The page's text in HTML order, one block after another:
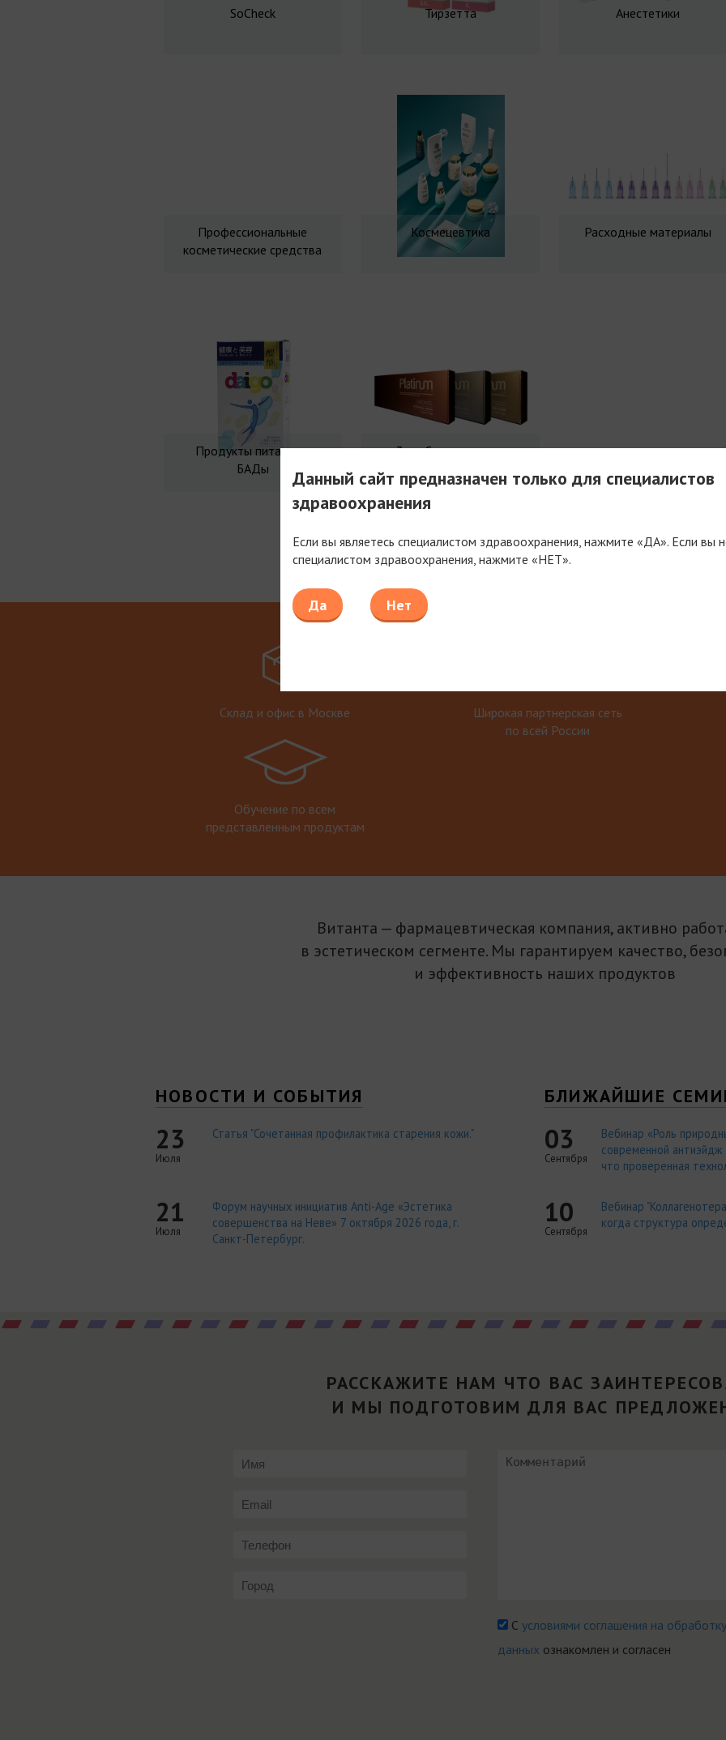
SoCheck Тирзетта Анестетики
Профессиональные
косметические средства
Космецевтика Расходные материалы
Продукты питания и
БАДы
3 мл Совершенства
Мы работаем только с компаниями, имеющими
Склад и офис в Москве
Широкая партнерская сеть
по всей России
Обучение по всем
представленным продуктам
Витанта — фармацевтическая компания, активно
в эстетическом сегменте. Мы гарантируем качество,
и эффективность наших продуктов
НОВОСТИ И СОБЫТИЯ
23
Июля
Статья "Сочетанная профилактика старения кожи."
21
Июля
Форум научных инициатив Anti-Age «Эстетика
совершенства на Неве» 7 октября 2026 года, г.
Санкт-Петербург.
БЛИЖАЙШИЕ
03
Сентября
Вебинар «Роль
современной
что проверенная
10
Сентября
Вебинар
когда структура
РАССКАЖИТЕ НАМ ЧТО ВАС
И МЫ ПОДГОТОВИМ ДЛЯ ВАС
Сусловиями соглашения на
данных ознакомлен и согласен
Данный сайт предназначен только для специалистов
здравоохранения
Если вы являетесь специалистом здравоохранения, нажмите «ДА». Если вы
специалистом здравоохранения, нажмите «НЕТ».
Да Нет